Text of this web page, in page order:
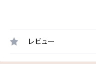
レビュー